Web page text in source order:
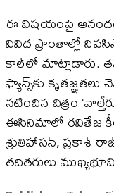
ఈ విషయంపై
వివిధ ప్రాంతాల్లో
కాల్‌లో మాట్లాడారు.
ఫ్యాన్స్‌కు
నటించిన చిత్రం
ఈసినిమాలో రవితేజ
శ్రుతిహాసన్‌, ప్రకాశ్‌
తదితరులు